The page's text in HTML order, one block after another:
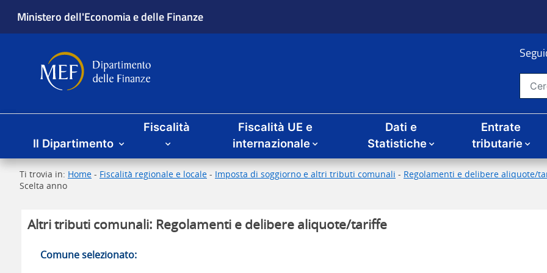
Ministero dell'Economia e delle Finanze
Dipartimento delle Finanze Cerca nel
Menu principale
Il Dipartimento
Fiscalità
Fiscalità UE e
internazionale
Dati e
Statistiche
Entrate
tributarie
Ti trovia in: Home - Fiscalità regionale e locale - Imposta di soggiorno e altri tributi comunali - Regolamenti e delibere aliquote/
Scelta anno
Altri tributi comunali: Regolamenti e delibere aliquote/tariffe
Comune selezionato: